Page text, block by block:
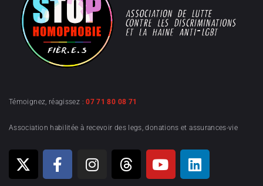
Témoignez, réagissez :07 71 80 08 71
Association habilitée à recevoir des legs, donations et assurances-vie